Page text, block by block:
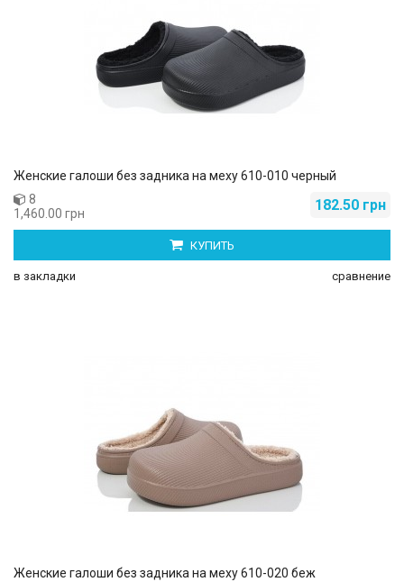
Женские галоши без задника на меху 610-010 черный
182.50 грн
8
1,460.00 грн
КУПИТЬ
в закладки сравнение
Женские галоши без задника на меху 610-020 беж